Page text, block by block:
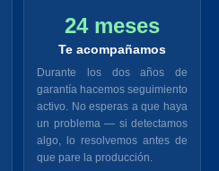
24 meses
Te acompañamos
Durante los dos años de
garantía hacemos seguimiento
activo. No esperas a que haya
un problema — si detectamos
algo, lo resolvemos antes de
que pare la producción.